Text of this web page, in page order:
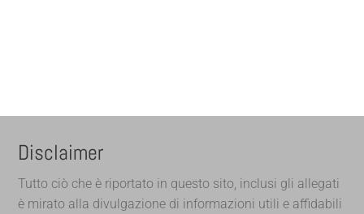
Disclaimer
Tutto ciò che è riportato in questo sito, inclusi gli allegati
è mirato alla divulgazione di informazioni utili e affidabili